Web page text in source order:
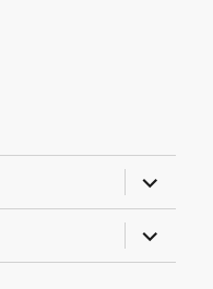
almenü
almenü